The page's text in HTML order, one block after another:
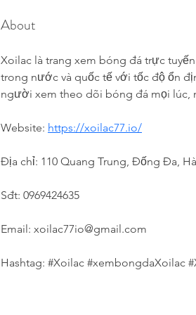
About
Xoilac là trang xem bóng đá trực
trong nước và quốc tế với tốc độ ổn
người xem theo dõi bóng đá mọi lúc,
Website: https://xoilac77.io/
Địa chỉ: 110 Quang Trung, Đống Đa,
Sđt: 0969424635
Email: xoilac77io@gmail.com
Hashtag: #Xoilac #xembongdaXoilac